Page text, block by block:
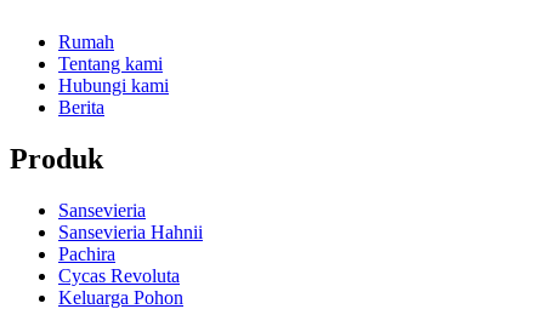
Rumah
Tentang kami
Hubungi kami
Berita
Produk
Sansevieria
Sansevieria Hahnii
Pachira
Cycas Revoluta
Keluarga Pohon